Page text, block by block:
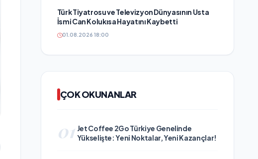
Türk Tiyatrosu ve Televizyon Dünyasının Usta
İsmi Can Kolukısa Hayatını Kaybetti
01.08.2026 18:00
ÇOK OKUNANLAR
01 Jet Coffee 2Go Türkiye Genelinde
Yükselişte: Yeni Noktalar, Yeni Kazançlar!